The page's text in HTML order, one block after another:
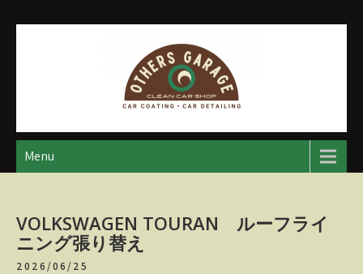
アザースガレージ
【神奈川・厚木・愛川】カーメンテナンス
Menu
VOLKSWAGEN TOURAN ルーフライ
ニング張り替え
2026/06/25